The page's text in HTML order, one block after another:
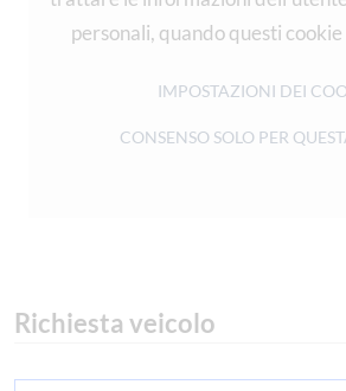
personali, quando questi
IMPOSTAZIONI DEI
CONSENSO SOLO PER
Richiesta veicolo